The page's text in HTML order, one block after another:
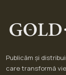
Publicăm și
care transformă